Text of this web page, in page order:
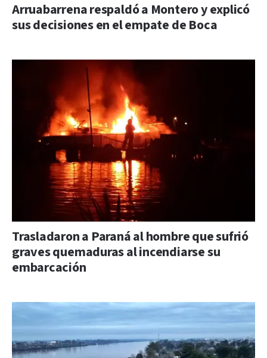
Arruabarrena respaldó a Montero y explicó
sus decisiones en el empate de Boca
Trasladaron a Paraná al hombre que sufrió
graves quemaduras al incendiarse su
embarcación